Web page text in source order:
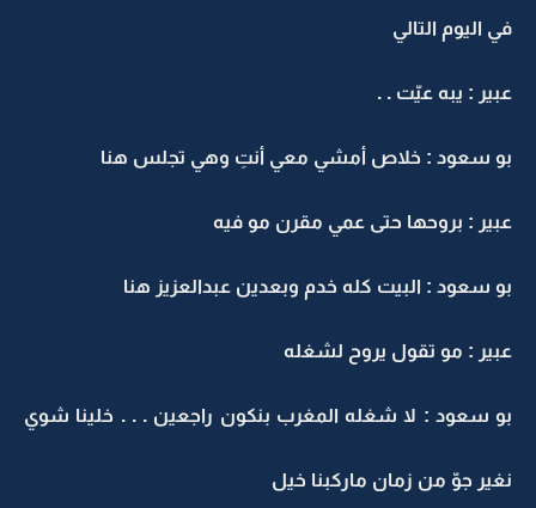
في اليوم التالي
عبير : يبه عيّت . .
بو سعود : خلاص أمشي معي أنتِ وهي تجلس هنا
عبير : بروحها حتى عمي مقرن مو فيه
بو سعود : البيت كله خدم وبعدين عبدالعزيز هنا
عبير : مو تقول يروح لشغله
بو سعود : لا شغله المغرب بنكون راجعين . . . خلينا شوي
نغير جوّ من زمان ماركبنا خيل